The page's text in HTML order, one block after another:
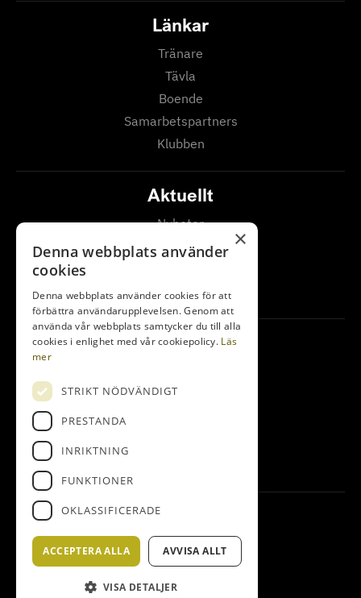
Länkar
Tränare
Tävla
Boende
Samarbetspartners
Klubben
Aktuellt
Nyheter
Damer
Junior
Kontakta oss
Golfbanevägen 10
Följ oss
Facebook
Instagram
×
Denna webbplats använder
cookies
Denna webbplats använder cookies för att
förbättra användarupplevelsen. Genom att
använda vår webbplats samtycker du till alla
cookies i enlighet med vår cookiepolicy. Läs
mer
STRIKT NÖDVÄNDIGT
PRESTANDA
INRIKTNING
FUNKTIONER
OKLASSIFICERADE
ACCEPTERA ALLA AVVISA ALLT
VISA DETALJER